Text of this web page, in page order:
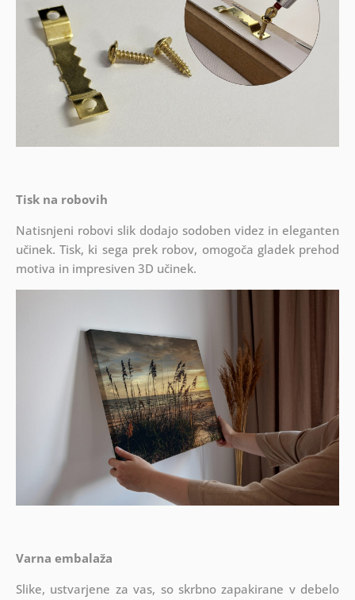
Tisk na robovih
Natisnjeni robovi slik dodajo sodoben videz in eleganten
učinek. Tisk, ki sega prek robov, omogoča gladek prehod
motiva in impresiven 3D učinek.
Varna embalaža
Slike, ustvarjene za vas, so skrbno zapakirane v debelo